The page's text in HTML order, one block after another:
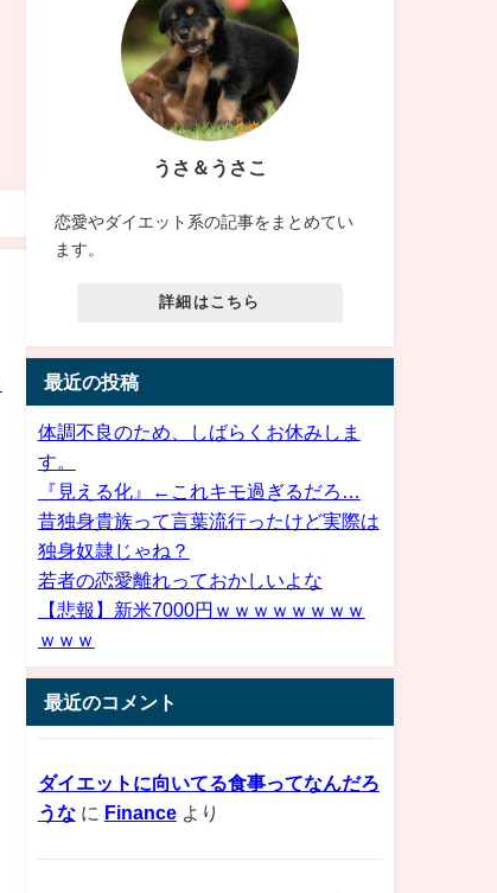
うさ＆うさこ
恋愛やダイエット系の記事をまとめてい
ます。
詳細はこちら
最近の投稿
体調不良のため、しばらくお休みしま
す。
『見える化』←これキモ過ぎるだろ…
昔独身貴族って言葉流行ったけど実際は
独身奴隷じゃね？
若者の恋愛離れっておかしいよな
【悲報】新米7000円ｗｗｗｗｗｗｗｗ
ｗｗｗ
最近のコメント
ダイエットに向いてる食事ってなんだろ
うなに Financeより